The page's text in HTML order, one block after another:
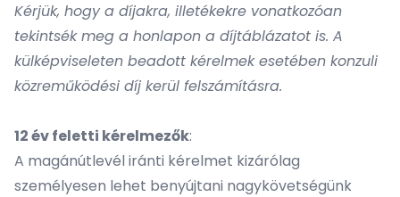
Kérjük, hogy a díjakra, illetékekre vonatkozóan
tekintsék meg a honlapon a díjtáblázatot is. A
külképviseleten beadott kérelmek esetében konzuli
közreműködési díj kerül felszámításra.
12 év feletti kérelmezők:
A magánútlevél iránti kérelmet kizárólag
személyesen lehet benyújtani nagykövetségünk